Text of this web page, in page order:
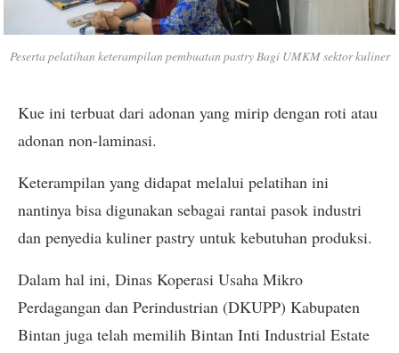
Peserta pelatihan keterampilan pembuatan pastry Bagi UMKM sektor kuliner
Kue ini terbuat dari adonan yang mirip dengan roti atau
adonan non-laminasi.
Keterampilan yang didapat melalui pelatihan ini
nantinya bisa digunakan sebagai rantai pasok industri
dan penyedia kuliner pastry untuk kebutuhan produksi.
Dalam hal ini, Dinas Koperasi Usaha Mikro
Perdagangan dan Perindustrian (DKUPP) Kabupaten
Bintan juga telah memilih Bintan Inti Industrial Estate